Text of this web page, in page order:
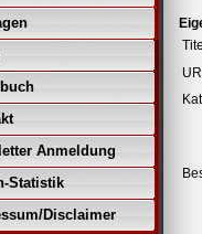
Anmeldung
Statistik
Disclaimer